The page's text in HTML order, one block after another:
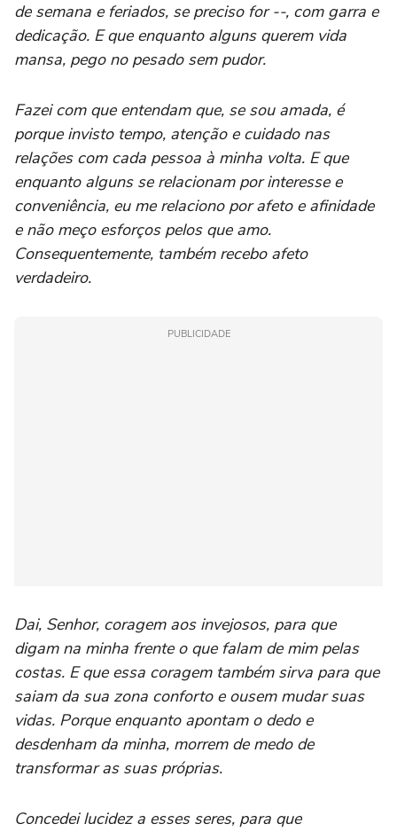
de semana e feriados, se preciso for --, com garra e
dedicação. E que enquanto alguns querem vida
mansa, pego no pesado sem pudor.
Fazei com que entendam que, se sou amada, é
porque invisto tempo, atenção e cuidado nas
relações com cada pessoa à minha volta. E que
enquanto alguns se relacionam por interesse e
conveniência, eu me relaciono por afeto e afinidade
e não meço esforços pelos que amo.
Consequentemente, também recebo afeto
verdadeiro.
PUBLICIDADE
Dai, Senhor, coragem aos invejosos, para que
digam na minha frente o que falam de mim pelas
costas. E que essa coragem também sirva para que
saiam da sua zona conforto e ousem mudar suas
vidas. Porque enquanto apontam o dedo e
desdenham da minha, morrem de medo de
transformar as suas próprias.
Concedei lucidez a esses seres, para que